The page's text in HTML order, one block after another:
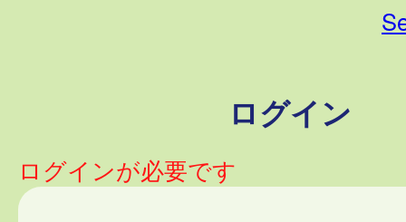
ログイン
ログインが必要です